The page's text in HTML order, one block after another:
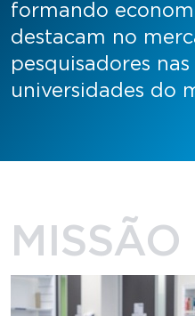
formando
destacam no
pesquisadores
universidades do
MISSÃO